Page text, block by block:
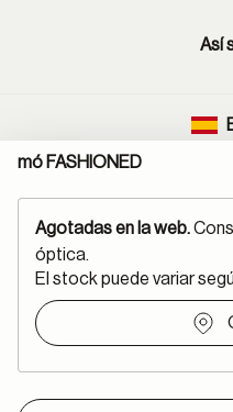
mó FASHIONED
Agotadas en la web.
óptica.
El stock puede variar
Así
Mapa del
Política cookies
Declaración de